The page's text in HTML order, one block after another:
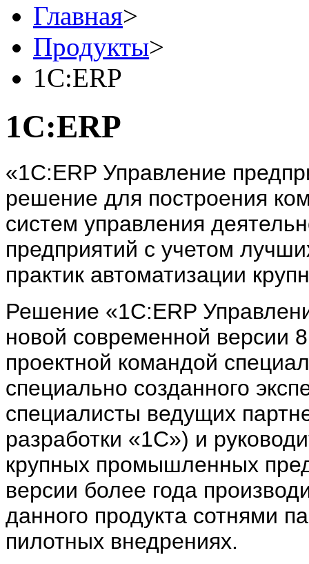
Главная>
Продукты>
1C:ERP
1C:ERP
«1С:ERP Управление
решение для построения
систем управления
предприятий с учетом
практик автоматизации
Решение «1С:ERP
новой современной версии
проектной командой
специально созданного
специалисты ведущих
разработки «1С») и
крупных промышленных
версии более года
данного продукта сотнями
пилотных внедрениях.